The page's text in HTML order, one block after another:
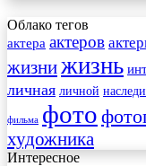
Облако тегов
актера актеров
жизнижизнь
личная личной
фильма фото
художника
Интересное